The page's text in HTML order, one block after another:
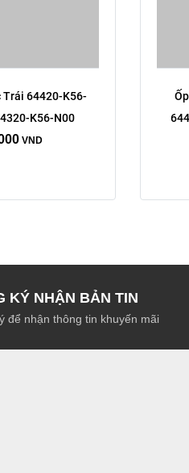
Trái 64420-K56-
K56-N00
VND
KÝ NHẬN BẢN TIN
để nhận thông tin khuyến mãi